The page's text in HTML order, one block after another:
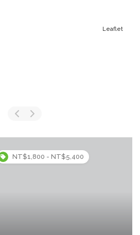
Leaflet
NT$1,800 - NT$5,400